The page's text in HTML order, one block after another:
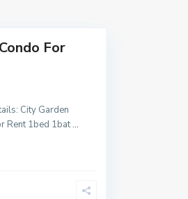
For
City Garden
Rent 1bed 1bat...